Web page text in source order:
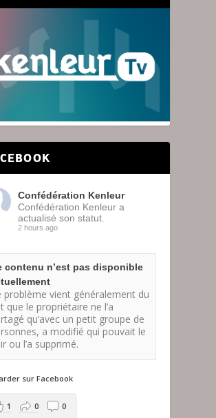
Confédération Kenleur
Confédération Kenleur a
actualisé son statut.
2 hours ago
contenu n’est pas disponible
problème vient généralement du
que le propriétaire ne l’a
qu’avec un petit groupe de
a modifié qui pouvait le
ou l’a supprimé.
sur Facebook
1 0 0